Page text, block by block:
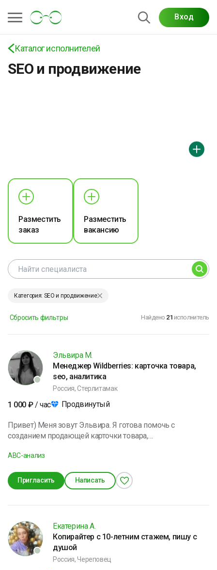
Вход
Каталог исполнителей
SEO и продвижение
Разместить
заказ
Разместить
вакансию
Категория: SEO и продвижение
Сбросить фильтры Найдено 21 исполнитель
Эльвира М.
Менеджер Wildberries: карточка товара,
seo, аналитика
Россия, Стерлитамак
1 000 ₽ / час Продвинутый
Привет) Меня зовут Эльвира. Я готова помочь с
созданием продающей карточки товара,
конкурентов. Доступ в MPStat имеется, как и готовые
информацией по последним обновлениям сервисов
внешней и внутренней аналитики Wildberries.
ABC-анализ
Пригласить Написать
Екатерина А.
Копирайтер с 10-летним стажем, пишу с
душой
Россия, Череповец